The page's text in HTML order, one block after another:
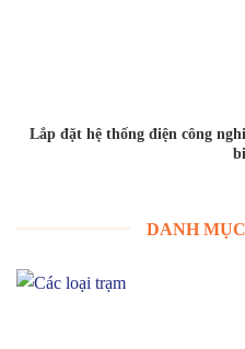
Lắp đặt hệ thống điện công
DANH